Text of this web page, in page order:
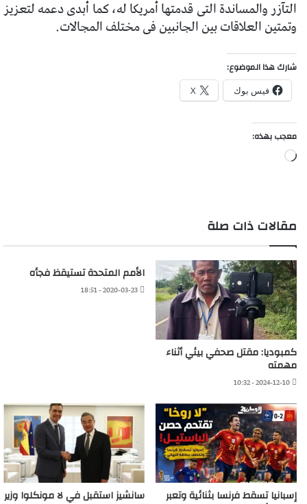
التآزر والمساندة التى قدمتها أمريكا له، كما أبدى دعمه لتعزيز
وتمتين العلاقات بين الجانبين فى مختلف المجالات.
شارك هذا الموضوع:
فيس بوك X
معجب بهذه:
جاري
مقالات ذات صلة
كمبوديا: مقتل صحفي بيئي أثناء
مهمته
2024-12-10 - 10:32
الأمم المتحدة تستيقظ فجأه
2020-03-23 - 18:51
إسبانيا تسقط فرنسا بثنائية وتعبر سانشيز استقبل في لا مونكلوا وزير